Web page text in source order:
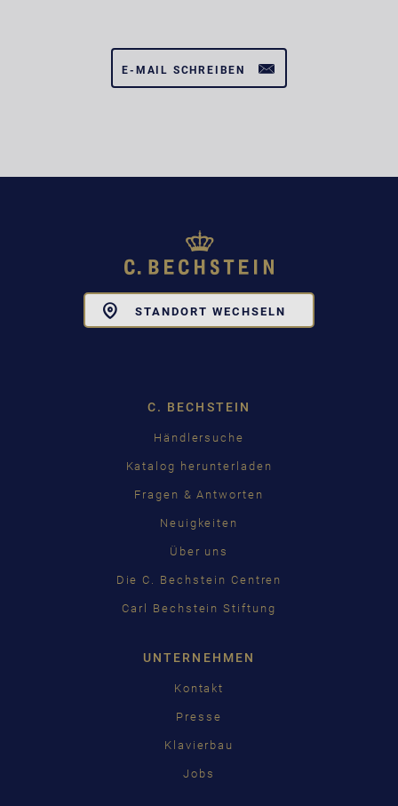
E-MAIL SCHREIBEN
STANDORT WECHSELN
C. BECHSTEIN
Händlersuche
Katalog herunterladen
Fragen & Antworten
Neuigkeiten
Über uns
Die C. Bechstein Centren
Carl Bechstein Stiftung
UNTERNEHMEN
Kontakt
Presse
Klavierbau
Jobs